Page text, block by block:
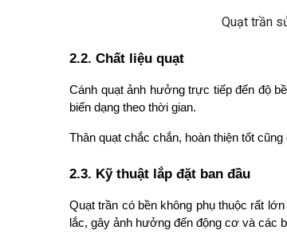
Quạt trần
2.2. Chất liệu quạt
Cánh quạt ảnh hưởng trực tiếp đến độ
biến dạng theo thời gian.
Thân quạt chắc chắn, hoàn thiện tốt
2.3. Kỹ thuật lắp đặt ban đầu
Quạt trần có bền không phụ thuộc rất
lắc, gây ảnh hưởng đến động cơ và các